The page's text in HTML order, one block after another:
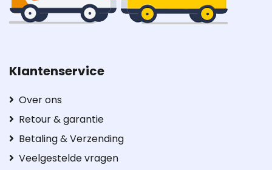
Klantenservice
Over ons
Retour & garantie
Betaling & Verzending
Veelgestelde vragen